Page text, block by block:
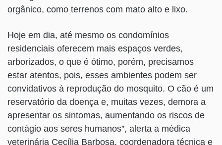
orgânico, como terrenos com mato alto e lixo.
Hoje em dia, até mesmo os condomínios
residenciais oferecem mais espaços verdes,
arborizados, o que é ótimo, porém, precisamos
estar atentos, pois, esses ambientes podem ser
convidativos à reprodução do mosquito. O cão é um
reservatório da doença e, muitas vezes, demora a
apresentar os sintomas, aumentando os riscos de
contágio aos seres humanos”, alerta a médica
veterinária Cecília Barbosa, coordenadora técnica e